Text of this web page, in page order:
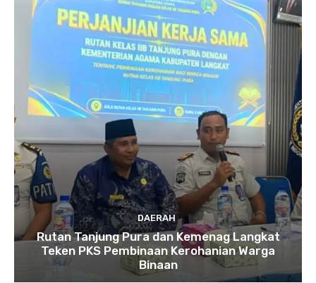
DAERAH
Rutan Tanjung Pura dan Kemenag Langkat
Teken PKS Pembinaan Kerohanian Warga
Binaan